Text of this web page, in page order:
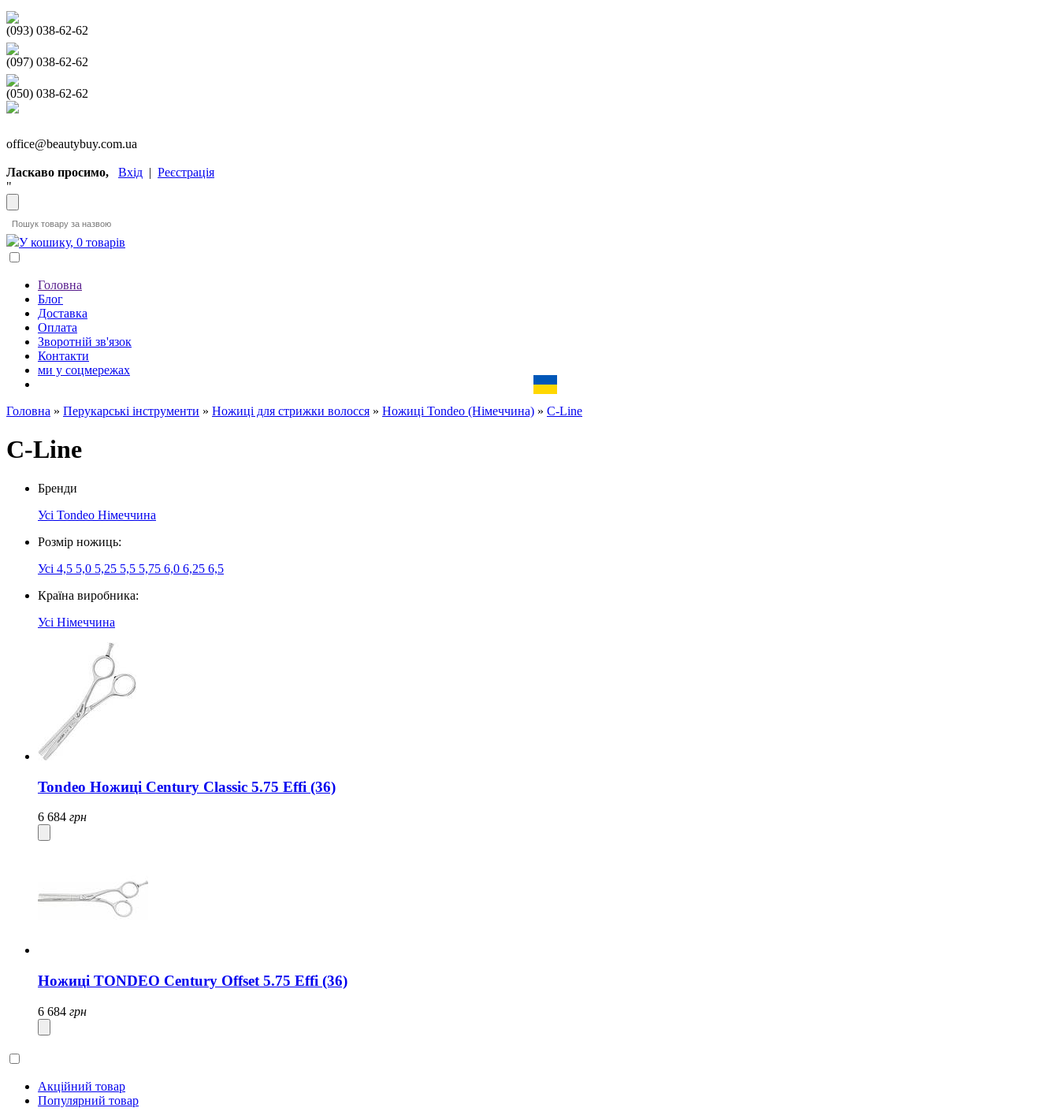
(093) 038-62-62
(097) 038-62-62
(050) 038-62-62
office@beautybuy.com.ua
Ласкаво просимо, Вхід | Реєстрація
"
У кошику, 0 товарів
Головна
Блог
Доставка
Оплата
Зворотній зв'язок
Контакти
ми у соцмережах
Головна » Перукарські інструменти » Ножиці для стрижки волосся » Ножиці Tondeo (Німеччина) » C-Line
C-Line
Бренди
Усі Tondeo Німеччина
Розмір ножиць:
Усі 4,5 5,0 5,25 5,5 5,75 6,0 6,25 6,5
Країна виробника:
Усі Німеччина
Tondeo Ножиці Century Classic 5.75 Effi (36)
6 684 грн
Ножиці TONDEO Century Offset 5.75 Effi (36)
6 684 грн
Акційний товар
Популярний товар